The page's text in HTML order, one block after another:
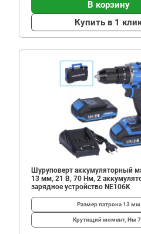
В корзину
Купить в 1
Шуруповерт аккумуляторный
13 мм, 21 В, 70 Нм, 2
зарядное устройство NE106K
Размер патрона13 мм
Крутящий момент, Нм